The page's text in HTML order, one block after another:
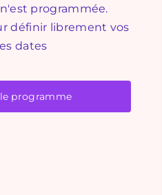
programmée.
définir librement vos
dates
programme